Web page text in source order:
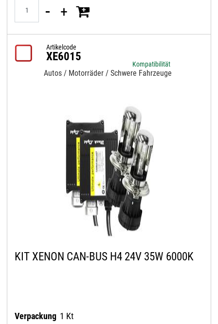
Artikelcode
XE6015
Kompatibilität
Autos / Motorräder / Schwere Fahrzeuge
KIT XENON CAN-BUS H4 24V 35W 6000K
Verpackung 1 Kt